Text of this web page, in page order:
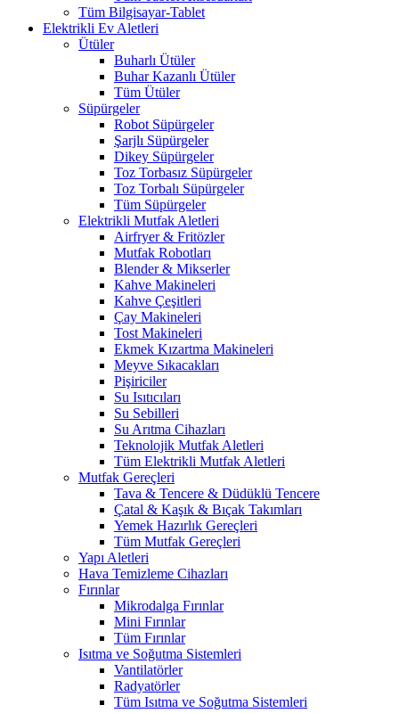
Tüm Bilgisayar-Tablet
Elektrikli Ev Aletleri
Ütüler
Buharlı Ütüler
Buhar Kazanlı Ütüler
Tüm Ütüler
Süpürgeler
Robot Süpürgeler
Şarjlı Süpürgeler
Dikey Süpürgeler
Toz Torbasız Süpürgeler
Toz Torbalı Süpürgeler
Tüm Süpürgeler
Elektrikli Mutfak Aletleri
Airfryer & Fritözler
Mutfak Robotları
Blender & Mikserler
Kahve Makineleri
Kahve Çeşitleri
Çay Makineleri
Tost Makineleri
Ekmek Kızartma Makineleri
Meyve Sıkacakları
Pişiriciler
Su Isıtıcıları
Su Sebilleri
Su Arıtma Cihazları
Teknolojik Mutfak Aletleri
Tüm Elektrikli Mutfak Aletleri
Mutfak Gereçleri
Tava & Tencere & Düdüklü Tencere
Çatal & Kaşık & Bıçak Takımları
Yemek Hazırlık Gereçleri
Tüm Mutfak Gereçleri
Yapı Aletleri
Hava Temizleme Cihazları
Fırınlar
Mikrodalga Fırınlar
Mini Fırınlar
Tüm Fırınlar
Isıtma ve Soğutma Sistemleri
Vantilatörler
Radyatörler
Tüm Isıtma ve Soğutma Sistemleri